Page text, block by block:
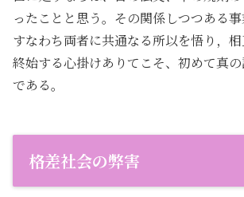
ったことと思う。その関係しつつある事
すなわち両者に共通なる所以を悟り，
終始する心掛けありてこそ、初めて真
である。
格差社会の弊害